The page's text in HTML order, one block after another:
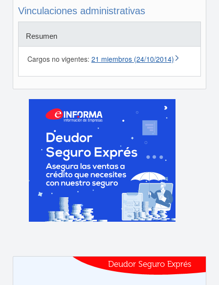
Vinculaciones administrativas
Resumen
Cargos no vigentes: 21 miembros (24/10/2014)
Deudor Seguro Exprés